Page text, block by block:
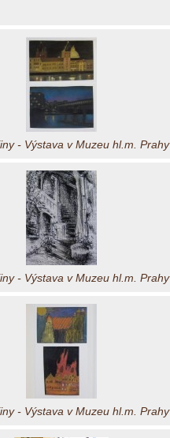
- Výstava v Muzeu hl.m. Prahy
- Výstava v Muzeu hl.m. Prahy
- Výstava v Muzeu hl.m. Prahy